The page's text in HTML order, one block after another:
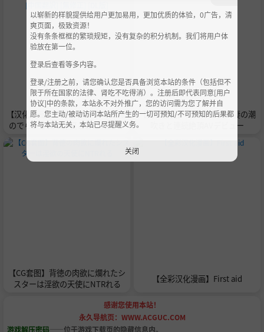
【汉化漫画】[ダイナミックマム (お
のでら、うに18)] 夏とおばさん 総
集編 [中国翻訳] [無修正] [DL版]
【女优鉴赏】稲富詩音 美人妻の潮
吹きと連続絶頂AVデビュー
【CG套图】背徳の肉欲に爛れたシ
スターは淫欲の天使にNTRれる
【全彩汉化漫画】First aid
感谢您使用本站！
永久导航页：WWW.ACGUC.COM
游戏解压密码——位于游戏下载页的隐藏信息内。
以崭新的样貌提供给用户更加易用，更加优质的体验，0广告，清
爽页面，极致资源！
没有条条框框的繁琐规矩，没有复杂的积分机制。我们将用户体
验放在第一位。
登录后查看等多内容。
登录/注册之前，请您确认您是否具备浏览本站的条件（包括但不
限于所在国家的法律、肾吃不吃得消）。注册后即代表同意[用户
协议]中的条款，本站永不对外推广，您的访问需为您了解并自
愿。您主动/被动访问本站所产生的一切可预知/不可预知的后果都
将与本站无关，本站已尽提醒义务。
关闭